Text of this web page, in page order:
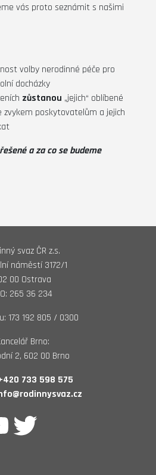
vás proto seznámit s našimi
volby nerodinné péče pro
docházky
zůstanou „jejich“ oblíbené
poskytovatelům a jejich
a za co se budeme
svaz ČR z.s.
náměstí 3172/1
00 Ostrava
265 36 234
173 192 805 / 0300
Brno:
2, 602 00 Brno
733 598 575
Twitter